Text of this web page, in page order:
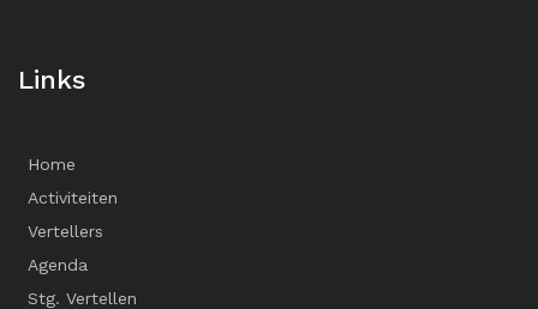
Links
Home
Activiteiten
Vertellers
Agenda
Stg. Vertellen